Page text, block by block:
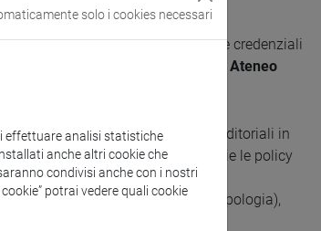
diARCA, e autenticandosi con le credenziali
Catalogo di Ateneo
necessario verificare la politiche editoriali in
datiOpen policy finderche raccoglie le policy
della pubblicazione caricata (tipologia),
solo i cookies necessari
effettuare analisi statistiche
anche altri cookie che
condivisi anche con i nostri
potrai vedere quali cookie